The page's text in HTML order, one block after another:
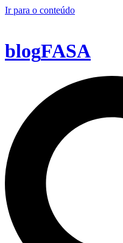
Ir para o conteúdo
blogFASA